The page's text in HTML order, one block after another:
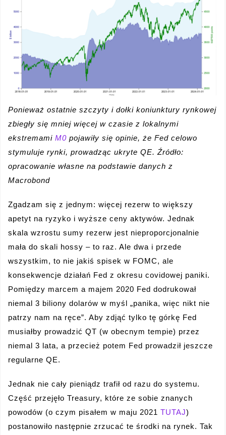
Ponieważ ostatnie szczyty i dołki koniunktury rynkowej
zbiegły się mniej więcej w czasie z lokalnymi
ekstremami M0 pojawiły się opinie, że Fed celowo
stymuluje rynki, prowadząc ukryte QE. Źródło:
opracowanie własne na podstawie danych z
Macrobond
Zgadzam się z jednym: więcej rezerw to większy
apetyt na ryzyko i wyższe ceny aktywów. Jednak
skala wzrostu sumy rezerw jest nieproporcjonalnie
mała do skali hossy – to raz. Ale dwa i przede
wszystkim, to nie jakiś spisek w FOMC, ale
konsekwencje działań Fed z okresu covidowej paniki.
Pomiędzy marcem a majem 2020 Fed dodrukował
niemal 3 biliony dolarów w myśl „panika, więc nikt nie
patrzy nam na ręce”. Aby zdjąć tylko tę górkę Fed
musiałby prowadzić QT (w obecnym tempie) przez
niemal 3 lata, a przecież potem Fed prowadził jeszcze
regularne QE.
Jednak nie cały pieniądz trafił od razu do systemu.
Część przejęło Treasury, które ze sobie znanych
powodów (o czym pisałem w maju 2021 TUTAJ)
postanowiło następnie zrzucać te środki na rynek. Tak